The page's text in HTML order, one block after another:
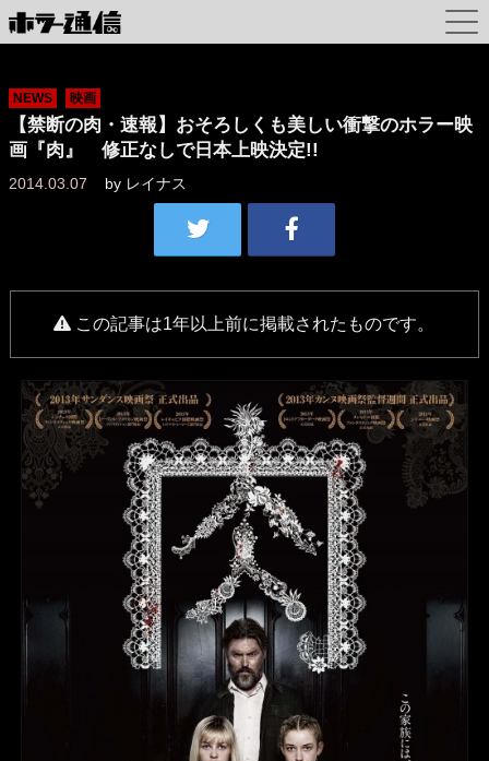
NEWS 映画
【禁断の肉・速報】おそろしくも美しい衝撃のホラー映
画『肉』 修正なしで日本上映決定!!
2014.03.07 by レイナス
この記事は1年以上前に掲載されたものです。